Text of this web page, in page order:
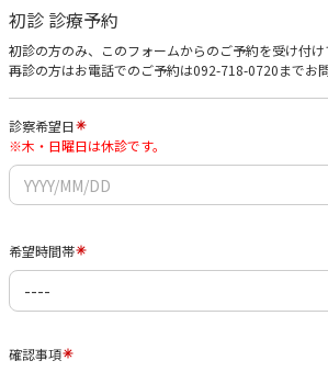
初診 診療予約
初診の方のみ、このフォームからのご予約を受け付け
再診の方はお電話でのご予約は092-718-0720までお
診察希望日
※木・日曜日は休診です。
希望時間帯
確認事項